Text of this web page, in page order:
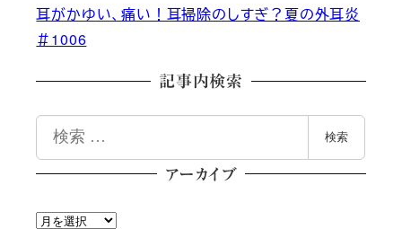
耳がかゆい、痛い！耳掃除のしすぎ？夏の外耳炎
＃1006
記事内検索
索
検索
アーカイブ
ア